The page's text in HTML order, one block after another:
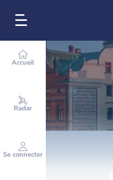
Accueil
Radar
Se connecter